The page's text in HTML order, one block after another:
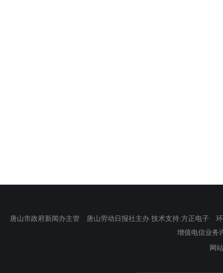
唐山市政府新闻办主管 唐山劳动日报社主办 技术支持:方正电子
增值电信业务
网